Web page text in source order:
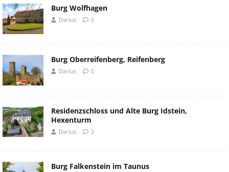
Burg Wolfhagen
Darius 0
Burg Oberreifenberg, Reifenberg
Darius 0
Residenzschloss und Alte Burg Idstein,
Hexenturm
Darius 2
Burg Falkenstein im Taunus